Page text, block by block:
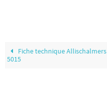
Fiche technique Allischalmers
5015